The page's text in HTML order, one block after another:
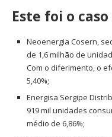
Este foi o
Neoenergia Cosern,
de 1,6 milhão de
Com o diferimento, o
5,40%;
Energisa Sergipe
919 mil unidades
médio de 6,86%;